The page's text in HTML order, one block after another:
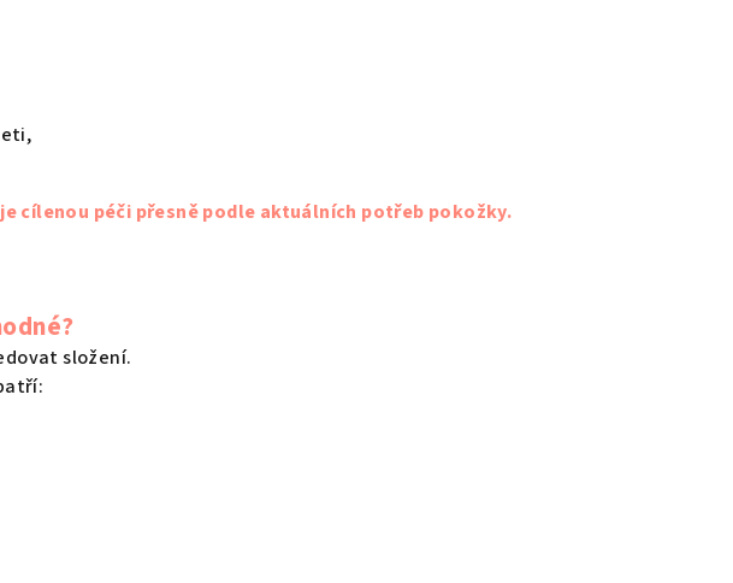
cílenou péči přesně podle aktuálních potřeb pokožky.
složení.